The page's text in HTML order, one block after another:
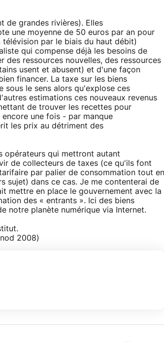
de grandes rivières). Elles
une moyenne de 50 euros par an pour
par le biais du haut débit)
qui compense déjà les besoins de
des ressources nouvelles, des ressources
usent et abusent) et d'une façon
financer. La taxe sur les biens
sous le sens alors qu'explose ces
estimations ces nouveaux revenus
de trouver les recettes pour
une fois - par manque
les prix au détriment des
opérateurs qui mettront autant
de collecteurs de taxes (ce qu'ils font
par palier de consommation tout en
sujet) dans ce cas. Je me contenterai de
mettre en place le gouvernement avec la
des « entrants ». Ici des biens
notre planète numérique via Internet.
2008)